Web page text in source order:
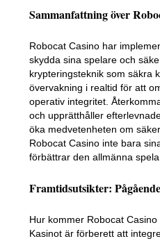
Sammanfattning över
Robocat Casino har
skydda sina spelare och
krypteringsteknik som säkra
övervakning i realtid för att
operativ integritet.
och upprätthåller
öka medvetenheten om
Robocat Casino inte bara
förbättrar den allmänna
Framtidsutsikter:
Hur kommer Robocat
Kasinot är förberett att